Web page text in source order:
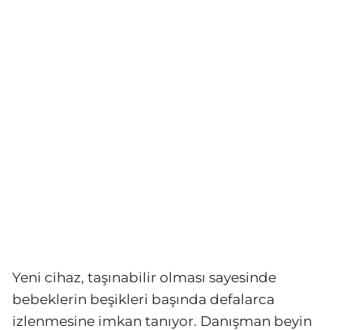
Yeni cihaz, taşınabilir olması sayesinde
bebeklerin beşikleri başında defalarca
izlenmesine imkan tanıyor. Danışman beyin